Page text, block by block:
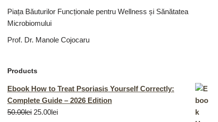
Piața Băuturilor Funcționale pentru Wellness și Sănătatea
Microbiomului
Prof. Dr. Manole Cojocaru
Products
Ebook How to Treat Psoriasis Yourself Correctly:
Complete Guide – 2026 Edition
50.00lei 25.00lei